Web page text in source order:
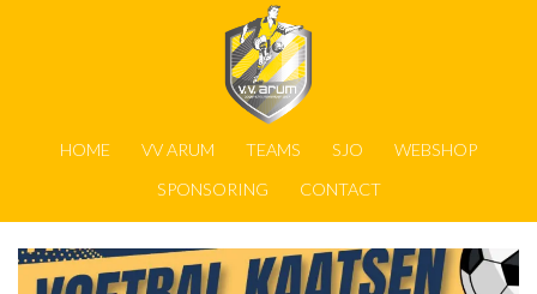
HOME VV ARUM TEAMS SJO
WEBSHOP
SPONSORING
CONTACT